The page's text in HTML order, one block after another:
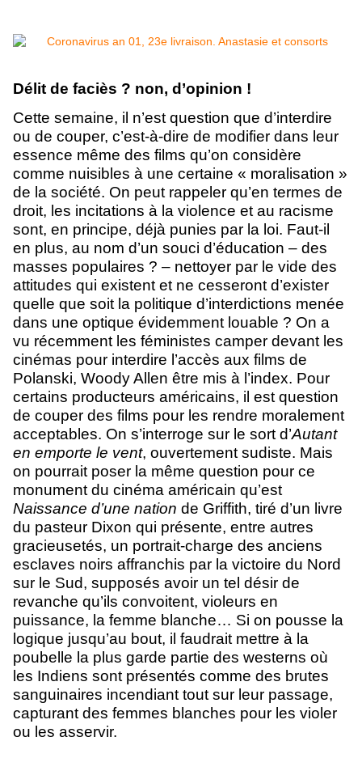
Délit de faciès ? non, d’opinion !
Cette semaine, il n’est question que d’interdire
ou de couper, c’est-à-dire de modifier dans leur
essence même des films qu’on considère
comme nuisibles à une certaine « moralisation »
de la société. On peut rappeler qu’en termes de
droit, les incitations à la violence et au racisme
sont, en principe, déjà punies par la loi. Faut-il
en plus, au nom d’un souci d’éducation – des
masses populaires ? – nettoyer par le vide des
attitudes qui existent et ne cesseront d’exister
quelle que soit la politique d’interdictions menée
dans une optique évidemment louable ? On a
vu récemment les féministes camper devant les
cinémas pour interdire l’accès aux films de
Polanski, Woody Allen être mis à l’index. Pour
certains producteurs américains, il est question
de couper des films pour les rendre moralement
acceptables. On s’interroge sur le sort d’Autant
en emporte le vent, ouvertement sudiste. Mais
on pourrait poser la même question pour ce
monument du cinéma américain qu’est
Naissance d’une nation de Griffith, tiré d’un livre
du pasteur Dixon qui présente, entre autres
gracieusetés, un portrait-charge des anciens
esclaves noirs affranchis par la victoire du Nord
sur le Sud, supposés avoir un tel désir de
revanche qu’ils convoitent, violeurs en
puissance, la femme blanche… Si on pousse la
logique jusqu’au bout, il faudrait mettre à la
poubelle la plus garde partie des westerns où
les Indiens sont présentés comme des brutes
sanguinaires incendiant tout sur leur passage,
capturant des femmes blanches pour les violer
ou les asservir.